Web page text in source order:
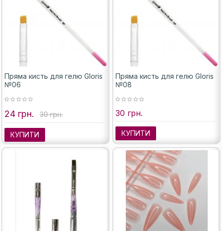
Пряма кисть для гелю Gloris
№06
24 грн. 30 грн.
КУПИТИ
Пряма кисть для гелю Gloris
№08
30 грн.
КУПИТИ